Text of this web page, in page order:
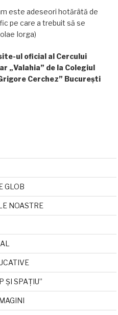
este adeseori hotărâtă de
pe care a trebuit să se
Iorga)
ul oficial al Cercului
„Valahia” de la Colegiul
Cerchez” București
GLOB
NOASTRE
ȘI SPAȚIU”